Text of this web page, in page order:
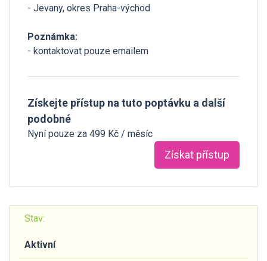
- Jevany, okres Praha-východ
Poznámka:
- kontaktovat pouze emailem
Získejte přístup na tuto poptávku a další
podobné
Nyní pouze za 499 Kč / měsíc
Získat přístup
Stav:
Aktivní